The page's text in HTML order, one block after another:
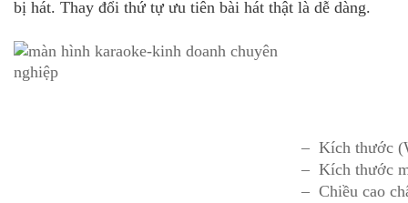
bị hát. Thay đổi thứ tự ưu tiên bài hát thật là dễ dàng.
– Kích thước
– Kích thước
– Chiều cao